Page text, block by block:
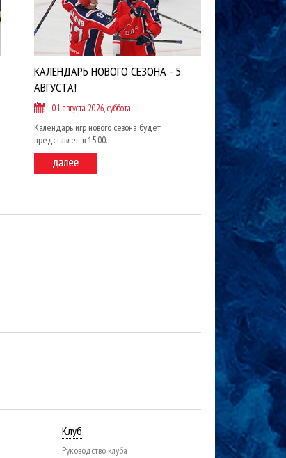
КАЛЕНДАРЬ НОВОГО СЕЗОНА - 5
АВГУСТА!
01 августа 2026, суббота
Календарь игр нового сезона будет
представлен в 15:00.
Клуб
Руководство клуба